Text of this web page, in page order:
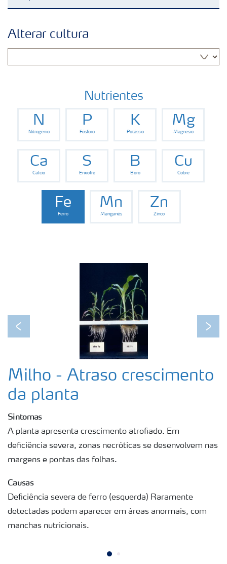
Manuseio de produtos
Soluções Digitais
Momento Yara | Milho
Alterar cultura
Nutrientes
N
Nitrogênio
P
Fósforo
K
Potássio
Mg
Magnésio
Ca
Cálcio
S
Enxofre
B
Boro
Cu
Cobre
Fe
Ferro
Mn
Manganês
Zn
Zinco
Previous Next
Milho - Atraso crescimento
da planta
Sintomas
A planta apresenta crescimento atrofiado. Em
deficiência severa, zonas necróticas se desenvolvem nas
margens e pontas das folhas.
Causas
Deficiência severa de ferro (esquerda) Raramente
detectadas podem aparecer em áreas anormais, com
manchas nutricionais.